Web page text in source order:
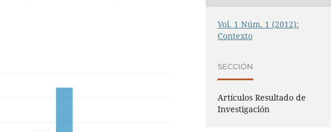
Vol. 1 Núm. 1 (2012):
Contexto
SECCIÓN
Artículos Resultado de
Investigación